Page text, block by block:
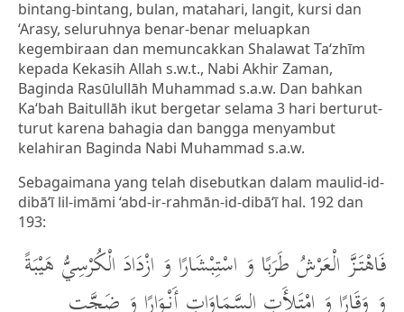
bintang-bintang, bulan, matahari, langit, kursi dan
‘Arasy, seluruhnya benar-benar meluapkan
kegembiraan dan memuncakkan Shalawat Ta‘zhīm
kepada Kekasih Allah s.w.t., Nabi Akhir Zaman,
Baginda Rasūlullāh Muhammad s.a.w. Dan bahkan
Ka‘bah Baitullāh ikut bergetar selama 3 hari berturut-
turut karena bahagia dan bangga menyambut
kelahiran Baginda Nabi Muhammad s.a.w.
Sebagaimana yang telah disebutkan dalam maulid-id-
dibā‘ī lil-imāmi ‘abd-ir-rahmān-id-dibā‘ī hal. 192 dan
193:
فَاهْتَزَّ الْعَرْشُ طَرَبًا وَ اسْتِبْشَارًا وَ ازْدَادَ الْكُرْسِيُّ هَيْبَةً
وَ وَقَارًا وَ امْتَلأَتِ السَّمَاوَاتِ أَنْوَارًا وَ ضَجَّتِ